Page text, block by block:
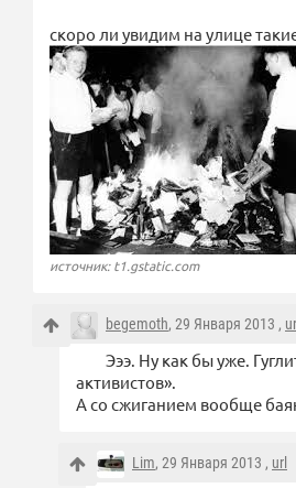
скоро ли увидим на улице
источник: t1.gstatic.com
begemoth, 29 Января 2013 , url
Эээ. Ну как бы уже.
активистов».
А со сжиганием вообще
Lim, 29 Января 2013 , url